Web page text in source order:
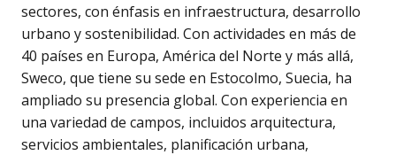
sectores, con énfasis en infraestructura, desarrollo
urbano y sostenibilidad. Con actividades en más de
40 países en Europa, América del Norte y más allá,
Sweco, que tiene su sede en Estocolmo, Suecia, ha
ampliado su presencia global. Con experiencia en
una variedad de campos, incluidos arquitectura,
servicios ambientales, planificación urbana,